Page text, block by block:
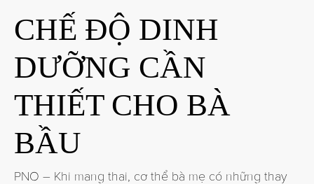
CHẾ ĐỘ DINH
DƯỠNG CẦN
THIẾT CHO BÀ
BẦU
PNO – Khi mang thai, cơ thể bà mẹ có những thay